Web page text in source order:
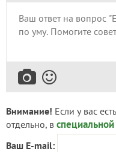
Внимание! Если у вас
отдельно, в
Ваш E-mail: